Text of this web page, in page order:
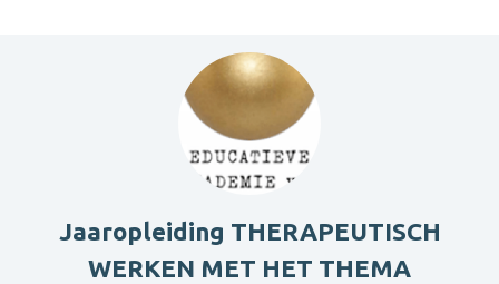
Jaaropleiding THERAPEUTISCH
WERKEN MET HET THEMA